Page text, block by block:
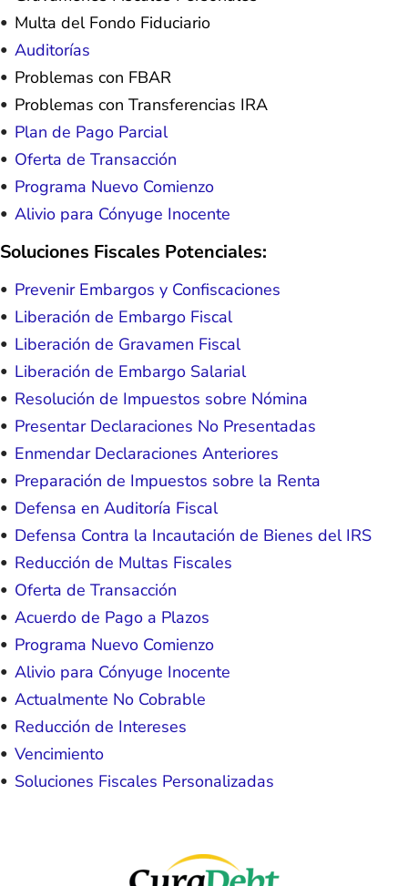
Multa del Fondo Fiduciario
Auditorías
Problemas con FBAR
Problemas con Transferencias IRA
Plan de Pago Parcial
Oferta de Transacción
Programa Nuevo Comienzo
Alivio para Cónyuge Inocente
Soluciones Fiscales Potenciales:
Prevenir Embargos y Confiscaciones
Liberación de Embargo Fiscal
Liberación de Gravamen Fiscal
Liberación de Embargo Salarial
Resolución de Impuestos sobre Nómina
Presentar Declaraciones No Presentadas
Enmendar Declaraciones Anteriores
Preparación de Impuestos sobre la Renta
Defensa en Auditoría Fiscal
Defensa Contra la Incautación de Bienes del IRS
Reducción de Multas Fiscales
Oferta de Transacción
Acuerdo de Pago a Plazos
Programa Nuevo Comienzo
Alivio para Cónyuge Inocente
Actualmente No Cobrable
Reducción de Intereses
Vencimiento
Soluciones Fiscales Personalizadas